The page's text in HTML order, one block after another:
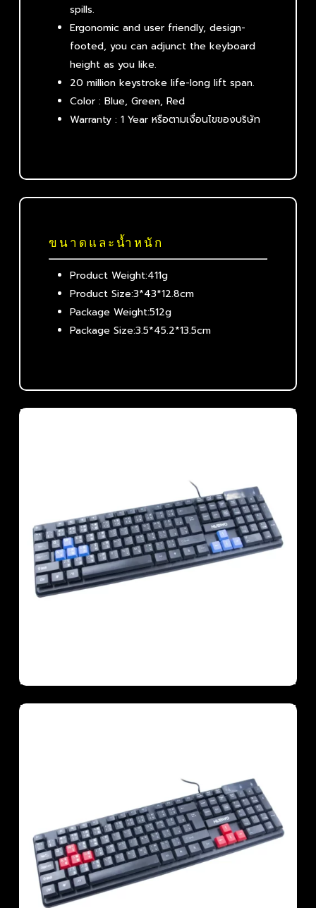
spills.
Ergonomic and user friendly, design-
footed, you can adjunct the keyboard
height as you like.
20 million keystroke life-long lift span.
Color : Blue, Green, Red
Warranty : 1 Year หรือตามเงื่อนไขของบริษัท
ขนาดและน้ำหนัก
Product Weight:411g
Product Size:3*43*12.8cm
Package Weight:512g
Package Size:3.5*45.2*13.5cm